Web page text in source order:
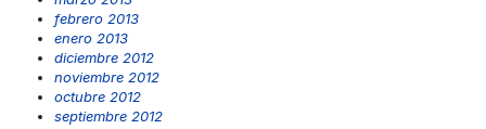
febrero 2013
enero 2013
diciembre 2012
noviembre 2012
octubre 2012
septiembre 2012